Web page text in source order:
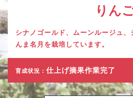
りん
シナノゴールド、ムーンルージュ
んま名月を栽培しています。
育成状況： 仕上げ摘果作業完了